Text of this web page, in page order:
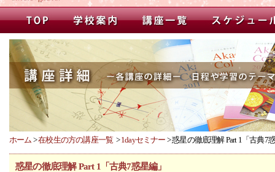
ホーム >在校生の方の講座一覧 >1dayセミナー > 惑星の徹底理解 Part 1「古典7
惑星の徹底理解 Part 1「古典7惑星編」